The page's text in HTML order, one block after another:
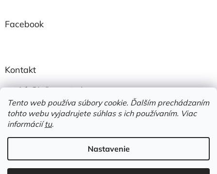
Tento web používa súbory cookie. Ďalším prechádzaním
tohto webu vyjadrujete súhlas s ich používaním. Viac
informáciítu.
Nastavenie
Facebook
Kontakt
info@jedlonacesty.sk
+421 908 774 221
https://www.facebook.com/jedlonacesty.sk/
Vytvoril Shoptet